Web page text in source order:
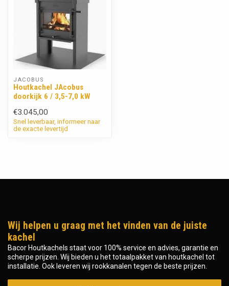
JACOBUS
Houtkachel JAcobus
doorkijk 6 / 3,5-7,0 kW
€3.045,00
Snel leverbaar, informeer naar
de exacte levertijd
Wij helpen u graag met het vinden van de juiste
kachel
Bacor Houtkachels staat voor 100% service en advies, garantie en
scherpe prijzen. Wij bieden u het totaalpakket van houtkachel tot
installatie. Ook leveren wij rookkanalen tegen de beste prijzen.